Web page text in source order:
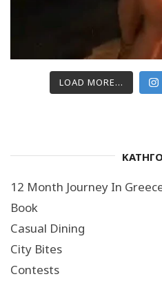
LOAD MORE...
12 Month Journey In
Book
Casual Dining
City Bites
Contests